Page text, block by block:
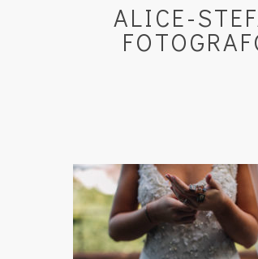
ALICE-